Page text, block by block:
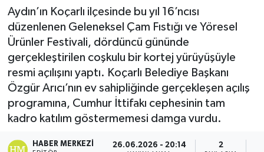
Aydın’ın Koçarlı ilçesinde bu yıl 16’ncısı
düzenlenen Geleneksel Çam Fıstığı ve Yöresel
Ürünler Festivali, dördüncü gününde
gerçekleştirilen coşkulu bir kortej yürüyüşüyle
resmi açılışını yaptı. Koçarlı Belediye Başkanı
Özgür Arıcı’nın ev sahipliğinde gerçekleşen açılış
programına, Cumhur İttifakı cephesinin tam
kadro katılım göstermemesi damga vurdu.
HABER MERKEZI 26.06.2026 - 20:14 2